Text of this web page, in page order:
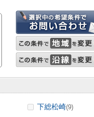
下総松崎(9)